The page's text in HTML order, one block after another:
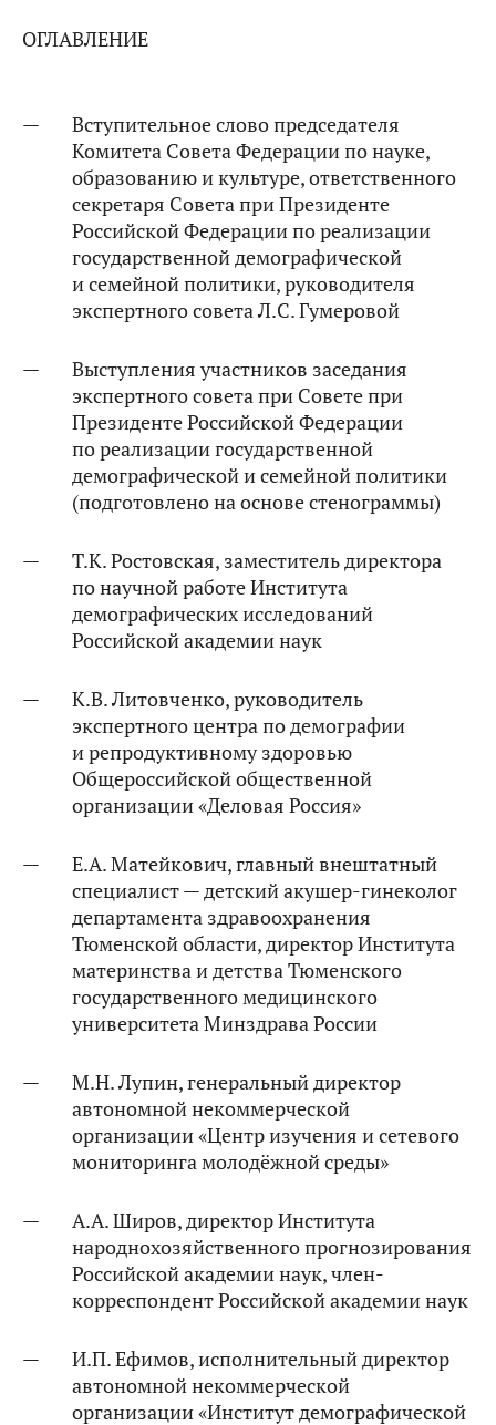
ОГЛАВЛЕНИЕ
Вступительное слово председателя
Комитета Совета Федерации по науке,
образованию и культуре, ответственного
секретаря Совета при Президенте
Российской Федерации по реализации
государственной демографической
и семейной политики, руководителя
экспертного совета Л.С. Гумеровой
Выступления участников заседания
экспертного совета при Совете при
Президенте Российской Федерации
по реализации государственной
демографической и семейной политики
(подготовлено на основе стенограммы)
Т.К. Ростовская, заместитель директора
по научной работе Института
демографических исследований
Российской академии наук
К.В. Литовченко, руководитель
экспертного центра по демографии
и репродуктивному здоровью
Общероссийской общественной
организации «Деловая Россия»
Е.А. Матейкович, главный внештатный
специалист — детский акушер-гинеколог
департамента здравоохранения
Тюменской области, директор Института
материнства и детства Тюменского
государственного медицинского
университета Минздрава России
М.Н. Лупин, генеральный директор
автономной некоммерческой
организации «Центр изучения и сетевого
мониторинга молодёжной среды»
А.А. Широв, директор Института
народнохозяйственного прогнозирования
Российской академии наук, член-
корреспондент Российской академии наук
И.П. Ефимов, исполнительный директор
автономной некоммерческой
организации «Институт демографической